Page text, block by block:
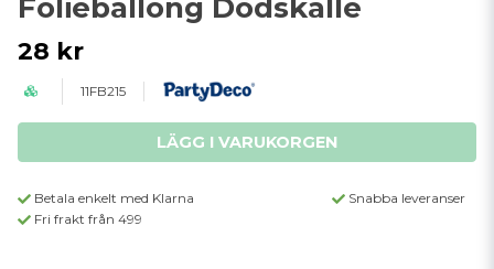
Folieballong Dödskalle
28 kr
11FB215
LÄGG I VARUKORGEN
Betala enkelt med Klarna
Snabba leveranser
Fri frakt från 499